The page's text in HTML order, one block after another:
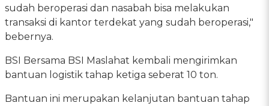
sudah beroperasi dan nasabah bisa melakukan
transaksi di kantor terdekat yang sudah beroperasi,"
bebernya.
BSI Bersama BSI Maslahat kembali mengirimkan
bantuan logistik tahap ketiga seberat 10 ton.
Bantuan ini merupakan kelanjutan bantuan tahap